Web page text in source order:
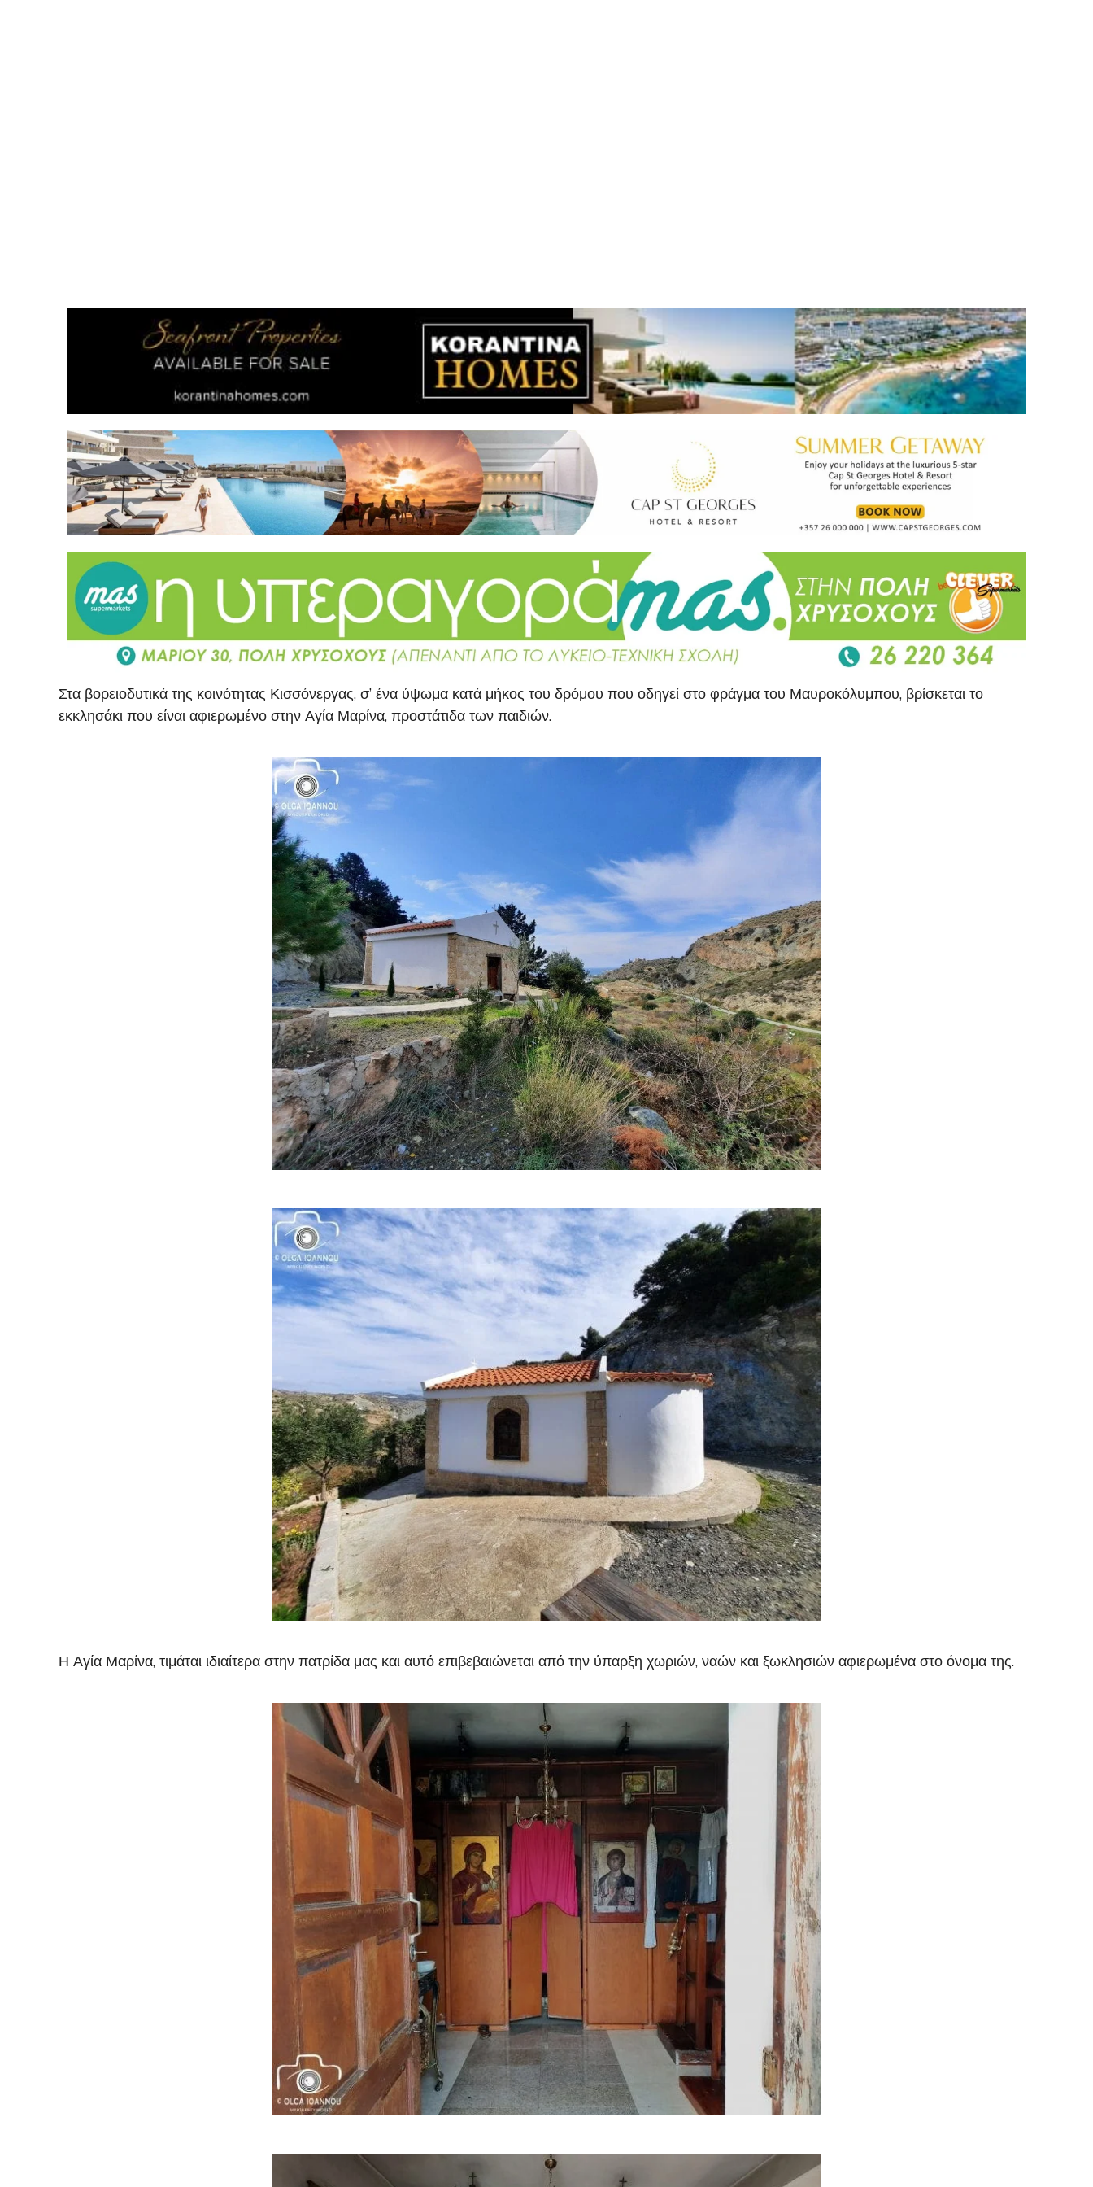
Στα βορειοδυτικά της κοινότητας Κισσόνεργας, σ’ ένα ύψωμα κατά μήκος του δρόμου που οδηγεί στο φράγμα του Μαυροκόλυμπου, βρίσκεται το
εκκλησάκι που είναι αφιερωμένο στην Αγία Μαρίνα, προστάτιδα των παιδιών.
Η Αγία Μαρίνα, τιμάται ιδιαίτερα στην πατρίδα μας και αυτό επιβεβαιώνεται από την ύπαρξη χωριών, ναών και ξωκλησιών αφιερωμένα στο όνομα της.